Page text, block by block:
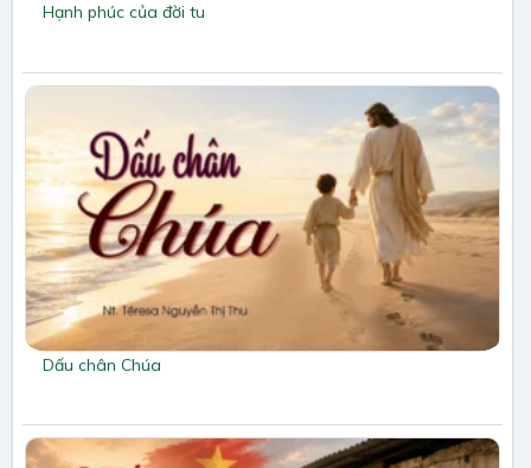
Hạnh phúc của đời tu
Dấu chân Chúa